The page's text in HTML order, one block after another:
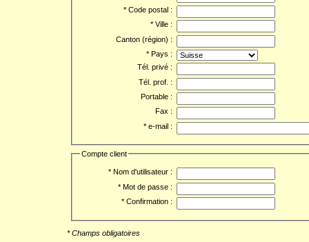
* Code postal :
* Ville :
Canton (région) :
* Pays :
Tél. privé :
Tél. prof. :
Portable :
Fax :
* e-mail :
Compte client
* Nom d'utilisateur :
* Mot de passe :
* Confirmation :
* Champs obligatoires